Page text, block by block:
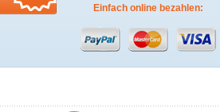
Einfach online bezahlen: